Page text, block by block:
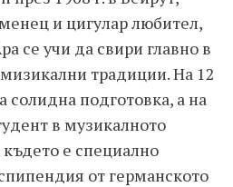
и цигулар любител,
се учи да свири главно в
традиции. На 12
солидна подготовка, а на
в музикалното
е специално
от германското